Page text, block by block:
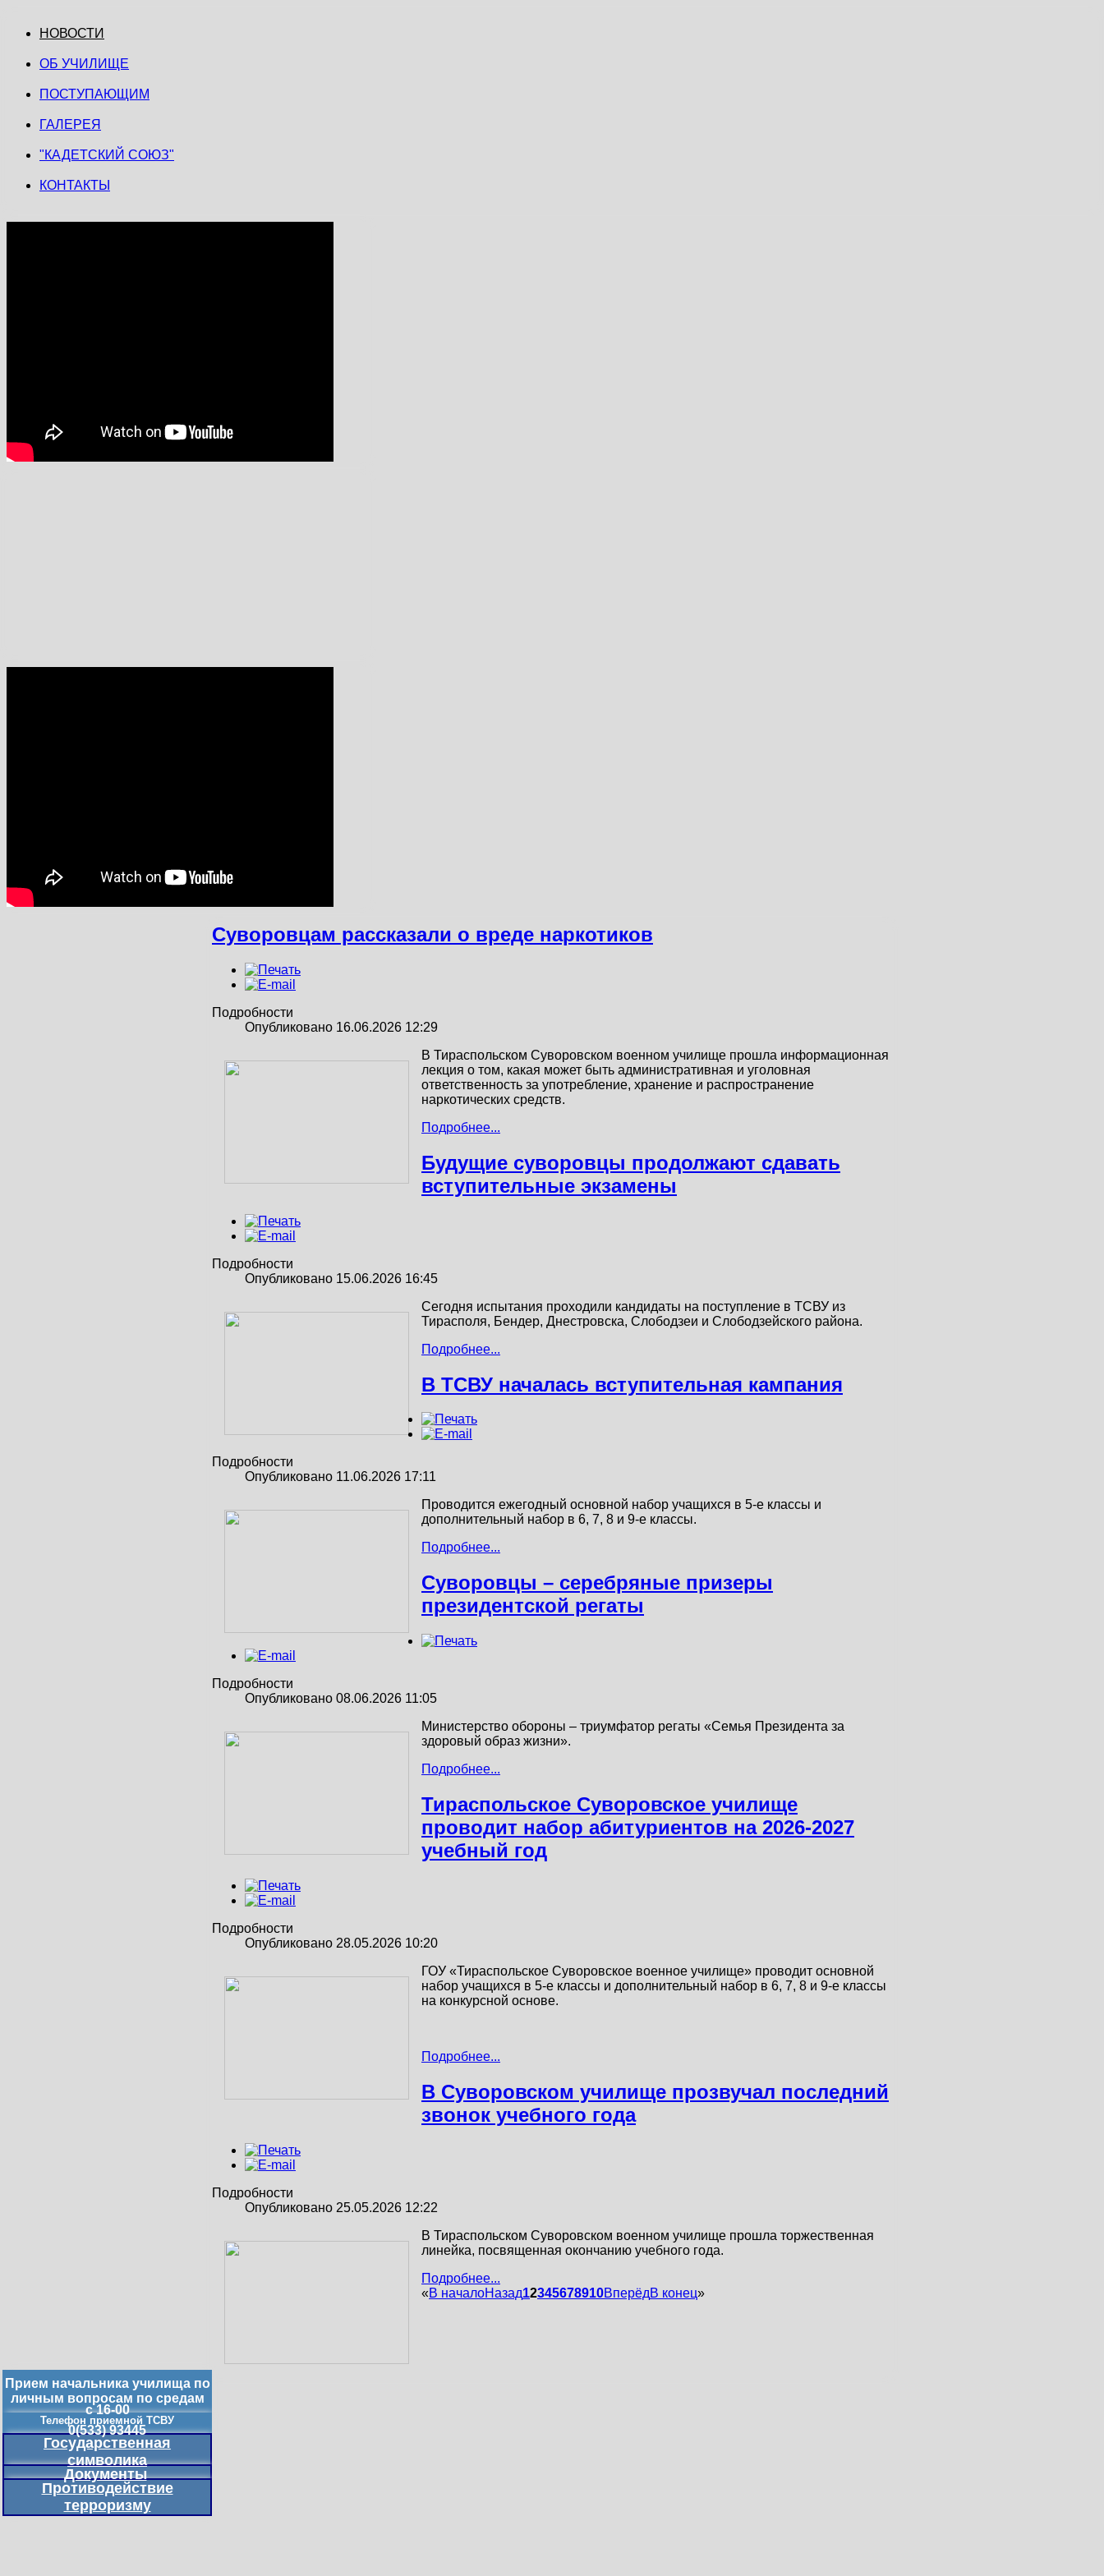
НОВОСТИ
ОБ УЧИЛИЩЕ
ПОСТУПАЮЩИМ
ГАЛЕРЕЯ
"КАДЕТСКИЙ СОЮЗ"
КОНТАКТЫ
Суворовцам рассказали о вреде наркотиков
Подробности
Опубликовано 16.06.2026 12:29
В Тираспольском Суворовском военном училище прошла информационная
лекция о том, какая может быть административная и уголовная
ответственность за употребление, хранение и распространение
наркотических средств.
Подробнее...
Будущие суворовцы продолжают сдавать
вступительные экзамены
Подробности
Опубликовано 15.06.2026 16:45
Сегодня испытания проходили кандидаты на поступление в ТСВУ из
Тирасполя, Бендер, Днестровска, Слободзеи и Слободзейского района.
Подробнее...
В ТСВУ началась вступительная кампания
Подробности
Опубликовано 11.06.2026 17:11
Проводится ежегодный основной набор учащихся в 5-е классы и
дополнительный набор в 6, 7, 8 и 9-е классы.
Подробнее...
Суворовцы – серебряные призеры
президентской регаты
Подробности
Опубликовано 08.06.2026 11:05
Министерство обороны – триумфатор регаты «Семья Президента за
здоровый образ жизни».
Подробнее...
Тираспольское Суворовское училище
проводит набор абитуриeнтов на 2026-2027
учебный год
Подробности
Опубликовано 28.05.2026 10:20
ГОУ «Тираспольское Суворовское военное училище» проводит основной
набор учащихся в 5-е классы и дополнительный набор в 6, 7, 8 и 9-е классы
на конкурсной основе.
Подробнее...
В Суворовском училище прозвучал последний
звонок учебного года
Подробности
Опубликовано 25.05.2026 12:22
В Тираспольском Суворовском военном училище прошла торжественная
линейка, посвященная окончанию учебного года.
Подробнее...
«В началоНазад12345678910ВперёдВ конец»
Прием начальника училища по
личным вопросам по средам
с 16-00
Телефон приемной ТСВУ
0(533) 93445
Государственная
символика
Документы
Противодействие
терроризму